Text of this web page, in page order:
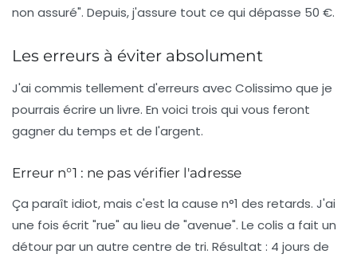
non assuré". Depuis, j'assure tout ce qui dépasse 50 €.
Les erreurs à éviter absolument
J'ai commis tellement d'erreurs avec Colissimo que je
pourrais écrire un livre. En voici trois qui vous feront
gagner du temps et de l'argent.
Erreur n°1 : ne pas vérifier l'adresse
Ça paraît idiot, mais c'est la cause n°1 des retards. J'ai
une fois écrit "rue" au lieu de "avenue". Le colis a fait un
détour par un autre centre de tri. Résultat : 4 jours de